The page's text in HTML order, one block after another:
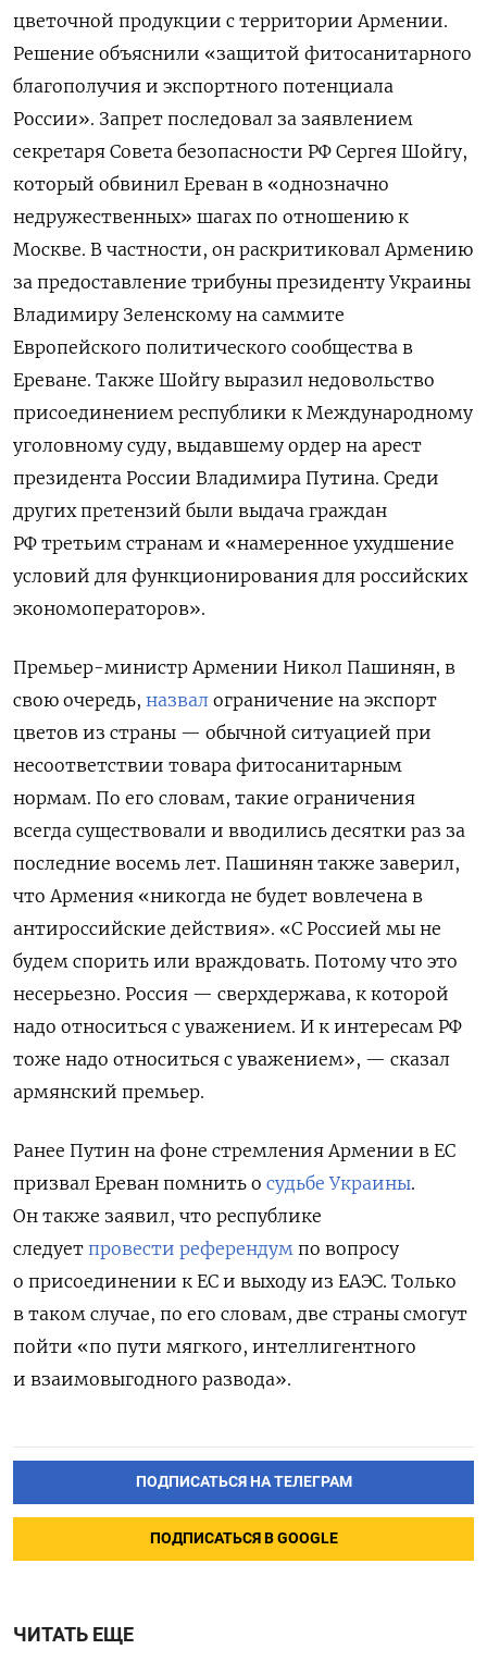
цветочной продукции с территории Армении.
Решение объяснили «защитой фитосанитарного
благополучия и экспортного потенциала
России». Запрет последовал за заявлением
секретаря Совета безопасности РФ Сергея Шойгу,
который обвинил Ереван в «однозначно
недружественных» шагах по отношению к
Москве. В частности, он раскритиковал Армению
за предоставление трибуны президенту Украины
Владимиру Зеленскому на саммите
Европейского политического сообщества в
Ереване. Также Шойгу выразил недовольство
присоединением республики к Международному
уголовному суду, выдавшему ордер на арест
президента России Владимира Путина. Среди
других претензий были выдача граждан
РФ третьим странам и «намеренное ухудшение
условий для функционирования для российских
экономоператоров».
Премьер-министр Армении Никол Пашинян, в
свою очередь, назвал ограничение на экспорт
цветов из страны — обычной ситуацией при
несоответствии товара фитосанитарным
нормам. По его словам, такие ограничения
всегда существовали и вводились десятки раз за
последние восемь лет. Пашинян также заверил,
что Армения «никогда не будет вовлечена в
антироссийские действия». «С Россией мы не
будем спорить или враждовать. Потому что это
несерьезно. Россия — сверхдержава, к которой
надо относиться с уважением. И к интересам РФ
тоже надо относиться с уважением», — сказал
армянский премьер.
Ранее Путин на фоне стремления Армении в ЕС
призвал Ереван помнить о судьбе Украины.
Он также заявил, что республике
следует провести референдум по вопросу
о присоединении к ЕС и выходу из ЕАЭС. Только
в таком случае, по его словам, две страны смогут
пойти «по пути мягкого, интеллигентного
и взаимовыгодного развода».
ПОДПИСАТЬСЯ НА ТЕЛЕГРАМ
ПОДПИСАТЬСЯ В GOOGLE
ЧИТАТЬ ЕЩЕ